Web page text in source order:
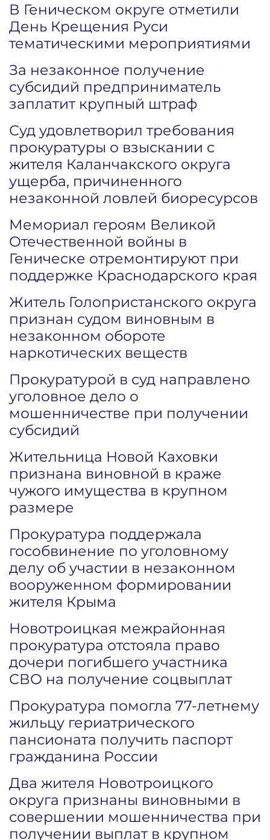
В Геническом округе отметили
День Крещения Руси
тематическими мероприятиями
За незаконное получение
субсидий предприниматель
заплатит крупный штраф
Суд удовлетворил требования
прокуратуры о взыскании с
жителя Каланчакского округа
ущерба, причиненного
незаконной ловлей биоресурсов
Мемориал героям Великой
Отечественной войны в
Геническе отремонтируют при
поддержке Краснодарского края
Житель Голопристанского округа
признан судом виновным в
незаконном обороте
наркотических веществ
Прокуратурой в суд направлено
уголовное дело о
мошенничестве при получении
субсидий
Жительница Новой Каховки
признана виновной в краже
чужого имущества в крупном
размере
Прокуратура поддержала
гособвинение по уголовному
делу об участии в незаконном
вооруженном формировании
жителя Крыма
Новотроицкая межрайонная
прокуратура отстояла право
дочери погибшего участника
СВО на получение соцвыплат
Прокуратура помогла 77-летнему
жильцу гериатрического
пансионата получить паспорт
гражданина России
Два жителя Новотроицкого
округа признаны виновными в
совершении мошенничества при
получении выплат в крупном